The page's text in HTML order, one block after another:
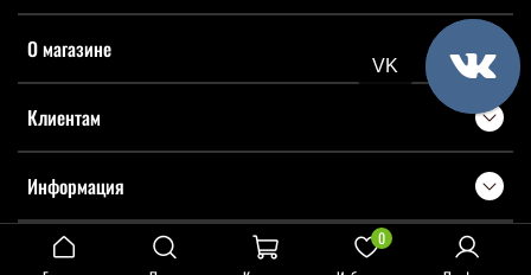
О магазине
Клиентам
Информация
0
VK